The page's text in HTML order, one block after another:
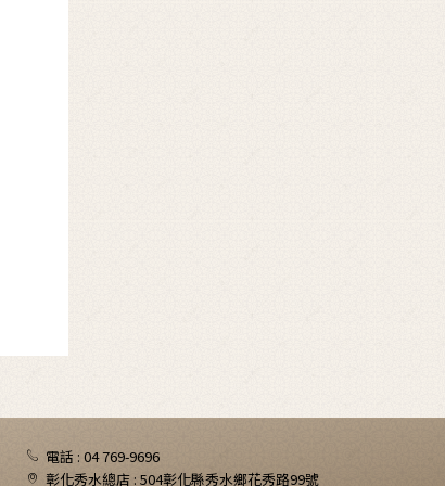
電話 : 04 769-9696
彰化秀水總店 : 504彰化縣秀水鄉花秀路99號